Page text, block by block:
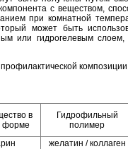
с веществом,
при комнатной
может быть
или гидрогелевым слоем,
в
форме
Гидрофильный
полимер
желатин / коллаген